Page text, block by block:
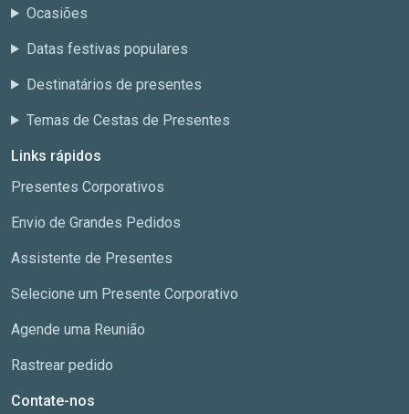
Ocasiões
Datas festivas populares
Destinatários de presentes
Temas de Cestas de Presentes
Links rápidos
Presentes Corporativos
Envio de Grandes Pedidos
Assistente de Presentes
Selecione um Presente Corporativo
Agende uma Reunião
Rastrear pedido
Contate-nos